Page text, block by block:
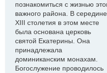
познакомиться с жизнью
важного района. В середине
XIII столетия в этом месте
была основана церковь
святой Екатерины. Она
принадлежала
доминиканским монахам.
Богослужение проводилось